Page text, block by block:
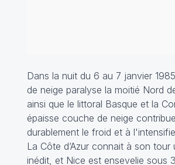
Dans la nuit du 6 au 7 janvier
de neige paralyse la moitié Nord
ainsi que le littoral Basque et la
épaisse couche de neige
durablement le froid et à
La Côte d’Azur connait à son tour
inédit, et Nice est ensevelie sous